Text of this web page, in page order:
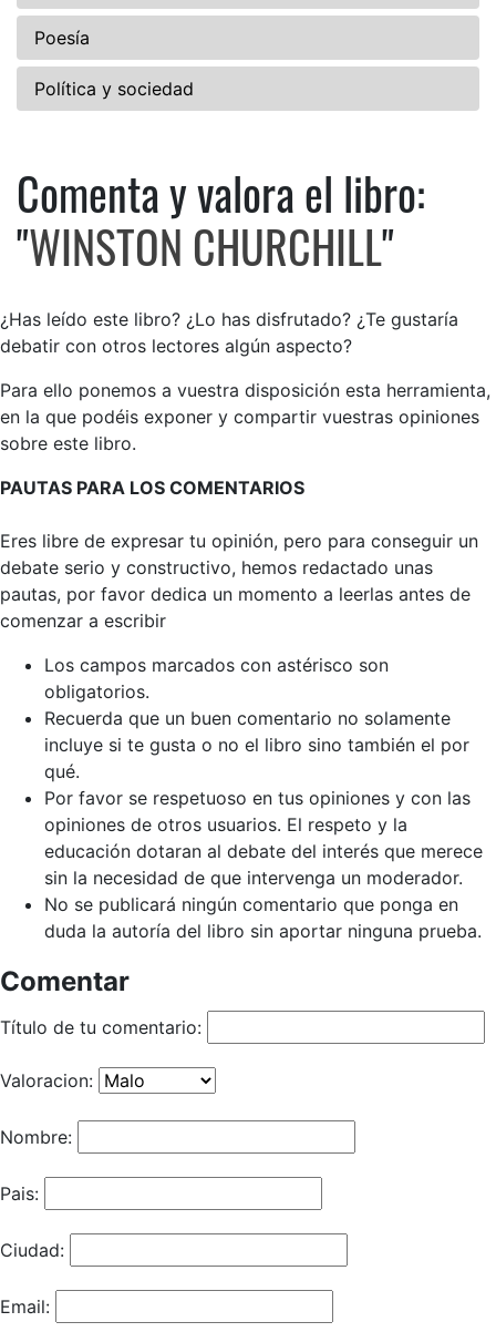
Poesía
Política y sociedad
Comenta y valora el libro:
Comenta y valora el libro:
"WINSTON CHURCHILL"
¿Has leído este libro? ¿Lo has disfrutado? ¿Te gustaría
debatir con otros lectores algún aspecto?
Para ello ponemos a vuestra disposición esta herramienta,
en la que podéis exponer y compartir vuestras opiniones
sobre este libro.
PAUTAS PARA LOS COMENTARIOS
Eres libre de expresar tu opinión, pero para conseguir un
debate serio y constructivo, hemos redactado unas
pautas, por favor dedica un momento a leerlas antes de
comenzar a escribir
Los campos marcados con astérisco son
obligatorios.
Recuerda que un buen comentario no solamente
incluye si te gusta o no el libro sino también el por
qué.
Por favor se respetuoso en tus opiniones y con las
opiniones de otros usuarios. El respeto y la
educación dotaran al debate del interés que merece
sin la necesidad de que intervenga un moderador.
No se publicará ningún comentario que ponga en
duda la autoría del libro sin aportar ninguna prueba.
Comentar
Título de tu comentario:
Valoracion:
Nombre:
Pais:
Ciudad:
Email: